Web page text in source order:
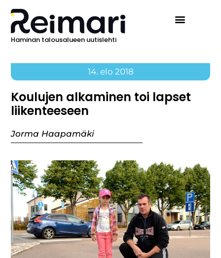
Haminan talousalueen uutislehti
14. elo 2018
Koulujen alkaminen toi lapset
liikenteeseen
Jorma Haapamäki